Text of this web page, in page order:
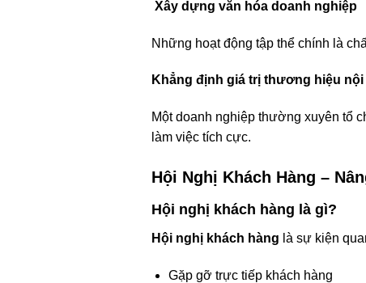
Xây dựng văn hóa doanh nghiệp
Những hoạt động tập thể chính là
Khẳng định giá trị thương hiệu nội
Một doanh nghiệp thường xuyên tổ
làm việc tích cực.
Hội Nghị Khách Hàng –
Hội nghị khách hàng là gì?
Hội nghị khách hàng là sự kiện
Gặp gỡ trực tiếp khách hàng